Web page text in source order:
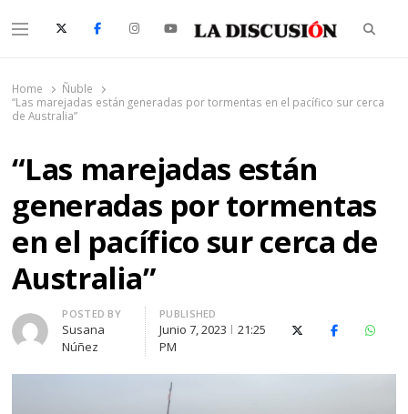
Menu
Home
Ñuble
“Las marejadas están generadas por tormentas en el pacífico sur cerca
de Australia”
“Las marejadas están
generadas por tormentas
en el pacífico sur cerca de
Australia”
Author
POSTED BY
Susana
Núñez
PUBLISHED
Junio 7, 2023
21:25
PM
X (Twitter)Facebook